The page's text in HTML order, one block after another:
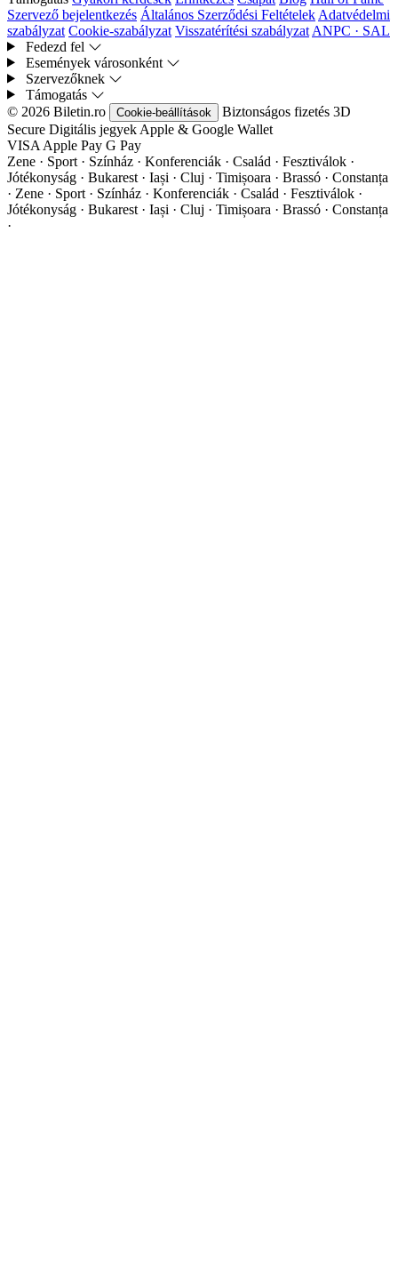
Szervező bejelentkezés Általános Szerződési Feltételek Adatvédelmi
szabályzat Cookie-szabályzat Visszatérítési szabályzat ANPC · SAL
Fedezd fel
Események városonként
Szervezőknek
Támogatás
© 2026 Biletin.ro
Cookie-beállítások Biztonságos fizetés 3D
Secure Digitális jegyek Apple & Google Wallet
VISA Apple Pay G Pay
Zene · Sport · Színház · Konferenciák · Család · Fesztiválok ·
Jótékonyság · Bukarest · Iași · Cluj · Timișoara · Brassó · Constanța
· Zene · Sport · Színház · Konferenciák · Család · Fesztiválok ·
Jótékonyság · Bukarest · Iași · Cluj · Timișoara · Brassó · Constanța
·